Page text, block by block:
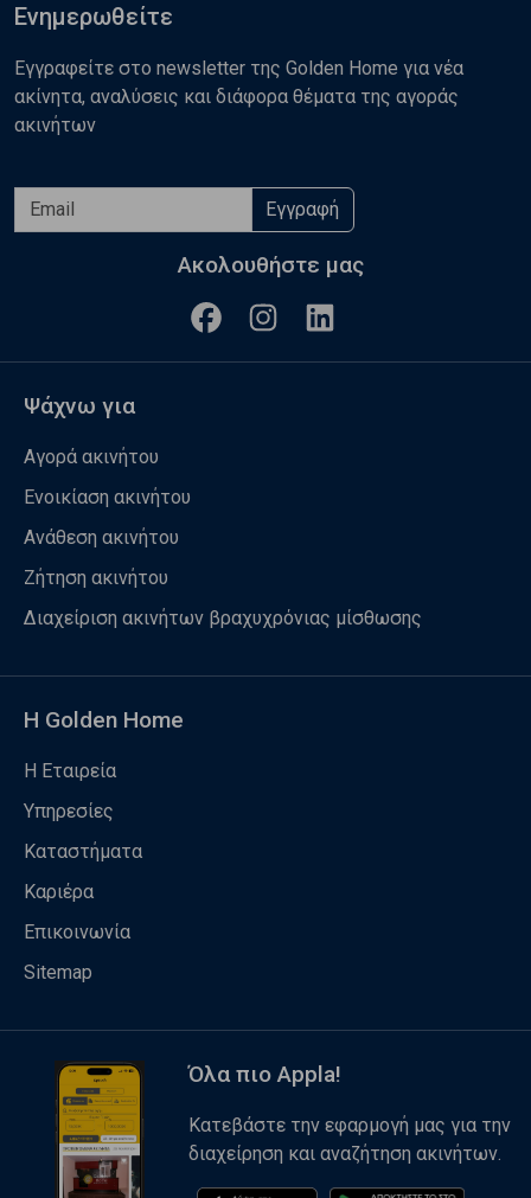
Ενημερωθείτε
Εγγραφείτε στο newsletter της Golden Home για νέα
ακίνητα, αναλύσεις και διάφορα θέματα της αγοράς
ακινήτων
Εγγραφή
Ακολουθήστε μας
Ψάχνω για
Αγορά ακινήτου
Ενοικίαση ακινήτου
Ανάθεση ακινήτου
Ζήτηση ακινήτου
Διαχείριση ακινήτων βραχυχρόνιας μίσθωσης
Η Golden Home
Η Εταιρεία
Υπηρεσίες
Καταστήματα
Καριέρα
Επικοινωνία
Sitemap
Όλα πιο Appla!
Κατεβάστε την εφαρμογή μας για την
διαχείρηση και αναζήτηση ακινήτων.